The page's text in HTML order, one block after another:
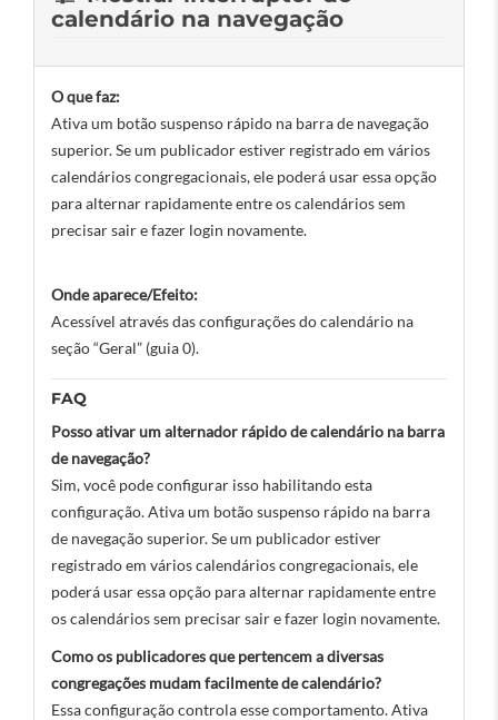
calendário na navegação
O que faz:
Ativa um botão suspenso rápido na barra de navegação
superior. Se um publicador estiver registrado em vários
calendários congregacionais, ele poderá usar essa opção
para alternar rapidamente entre os calendários sem
precisar sair e fazer login novamente.
Onde aparece/Efeito:
Acessível através das configurações do calendário na
seção “Geral” (guia 0).
FAQ
Posso ativar um alternador rápido de calendário na barra
de navegação?
Sim, você pode configurar isso habilitando esta
configuração. Ativa um botão suspenso rápido na barra
de navegação superior. Se um publicador estiver
registrado em vários calendários congregacionais, ele
poderá usar essa opção para alternar rapidamente entre
os calendários sem precisar sair e fazer login novamente.
Como os publicadores que pertencem a diversas
congregações mudam facilmente de calendário?
Essa configuração controla esse comportamento. Ativa